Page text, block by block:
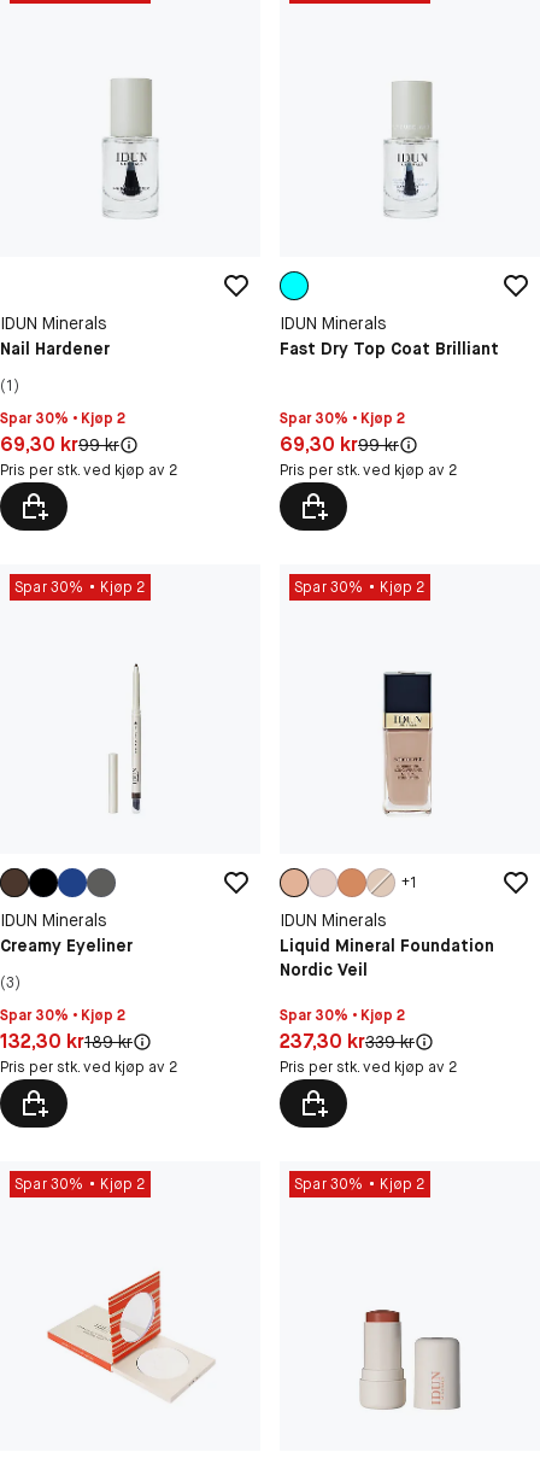
IDUN Minerals
Nail Hardener
(1)
Spar 30% • Kjøp 2
Pris: 69,30 kr
69,30 krOriginal pris:
99 kr
Pris per stk. ved kjøp av 2
IDUN Minerals
Fast Dry Top Coat Brilliant
Spar 30% • Kjøp 2
Pris: 69,30 kr
69,30 krOriginal pris:
99 kr
Pris per stk. ved kjøp av 2
Spar 30% Kjøp 2
IDUN Minerals
Creamy Eyeliner
(3)
Spar 30% • Kjøp 2
Pris: 132,30 kr
132,30 krOriginal pris:
189 kr
Pris per stk. ved kjøp av 2
Spar 30% Kjøp 2
+1
IDUN Minerals
Liquid Mineral Foundation
Nordic Veil
Spar 30% • Kjøp 2
Pris: 237,30 kr
237,30 krOriginal pris:
339 kr
Pris per stk. ved kjøp av 2
Spar 30% Kjøp 2 Spar 30% Kjøp 2